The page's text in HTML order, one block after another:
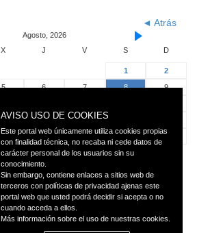
◄ Atrás
Agosto, 2026
X J V S D
1
2
5 6 7 8
9
19 20 21
26 27 28 29
30
AVISO USO DE COOKIES
Este portal web únicamente utiliza cookies propias
con finalidad técnica, no recaba ni cede datos de
carácter personal de los usuarios sin su
conocimiento.
Sin embargo, contiene enlaces a sitios web de
terceros con políticas de privacidad ajenas este
portal web que usted podrá decidir si acepta o no
cuando acceda a ellos.
Más información sobre el uso de nuestras cookies.